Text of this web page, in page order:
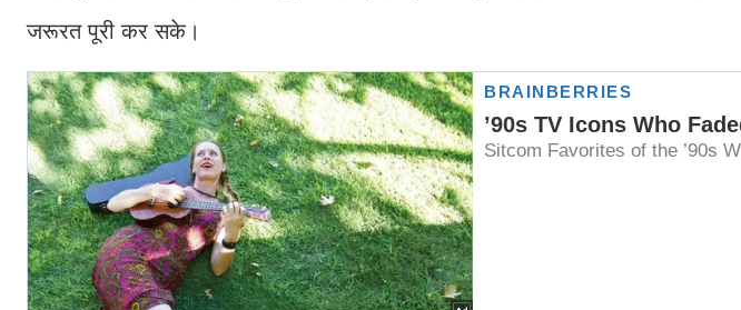
जरूरत पूरी कर सके।